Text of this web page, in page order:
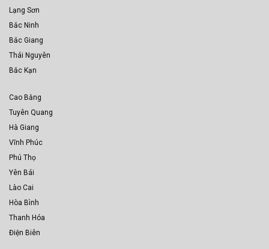
Lạng Sơn
Bắc Ninh
Bắc Giang
Thái Nguyên
Bắc Kạn
Cao Bằng
Tuyên Quang
Hà Giang
Vĩnh Phúc
Phú Thọ
Yên Bái
Lào Cai
Hòa Bình
Thanh Hóa
Điện Biên